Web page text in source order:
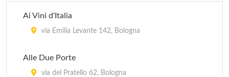
Ai Vini d'Italia
via Emilia Levante 142, Bologna
Alle Due Porte
via del Pratello 62, Bologna